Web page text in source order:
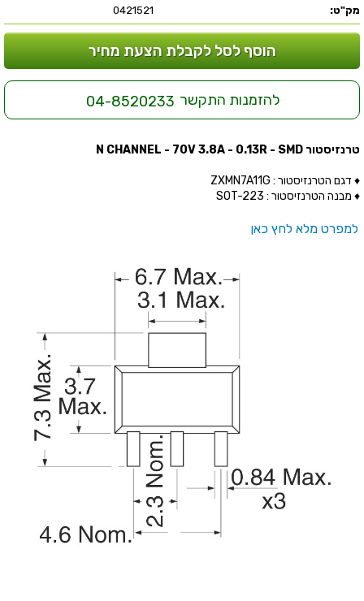
מק"ט: 0421521
הוסף לסל לקבלת הצעת מחיר
להזמנות התקשר 04-8520233
טרנזיסטור N CHANNEL - 70V 3.8A - 0.13R - SMD
♦ דגם הטרנזיסטור : ZXMN7A11G
♦ מבנה הטרנזיסטור : SOT-223
למפרט מלא לחץ כאן